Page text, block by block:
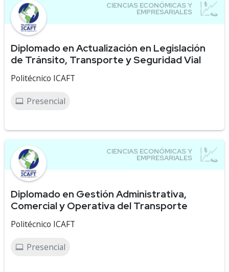
Diplomado en Actualización en Legislación
de Tránsito, Transporte y Seguridad Vial
Politécnico ICAFT
Presencial
Diplomado en Gestión Administrativa,
Comercial y Operativa del Transporte
Politécnico ICAFT
Presencial